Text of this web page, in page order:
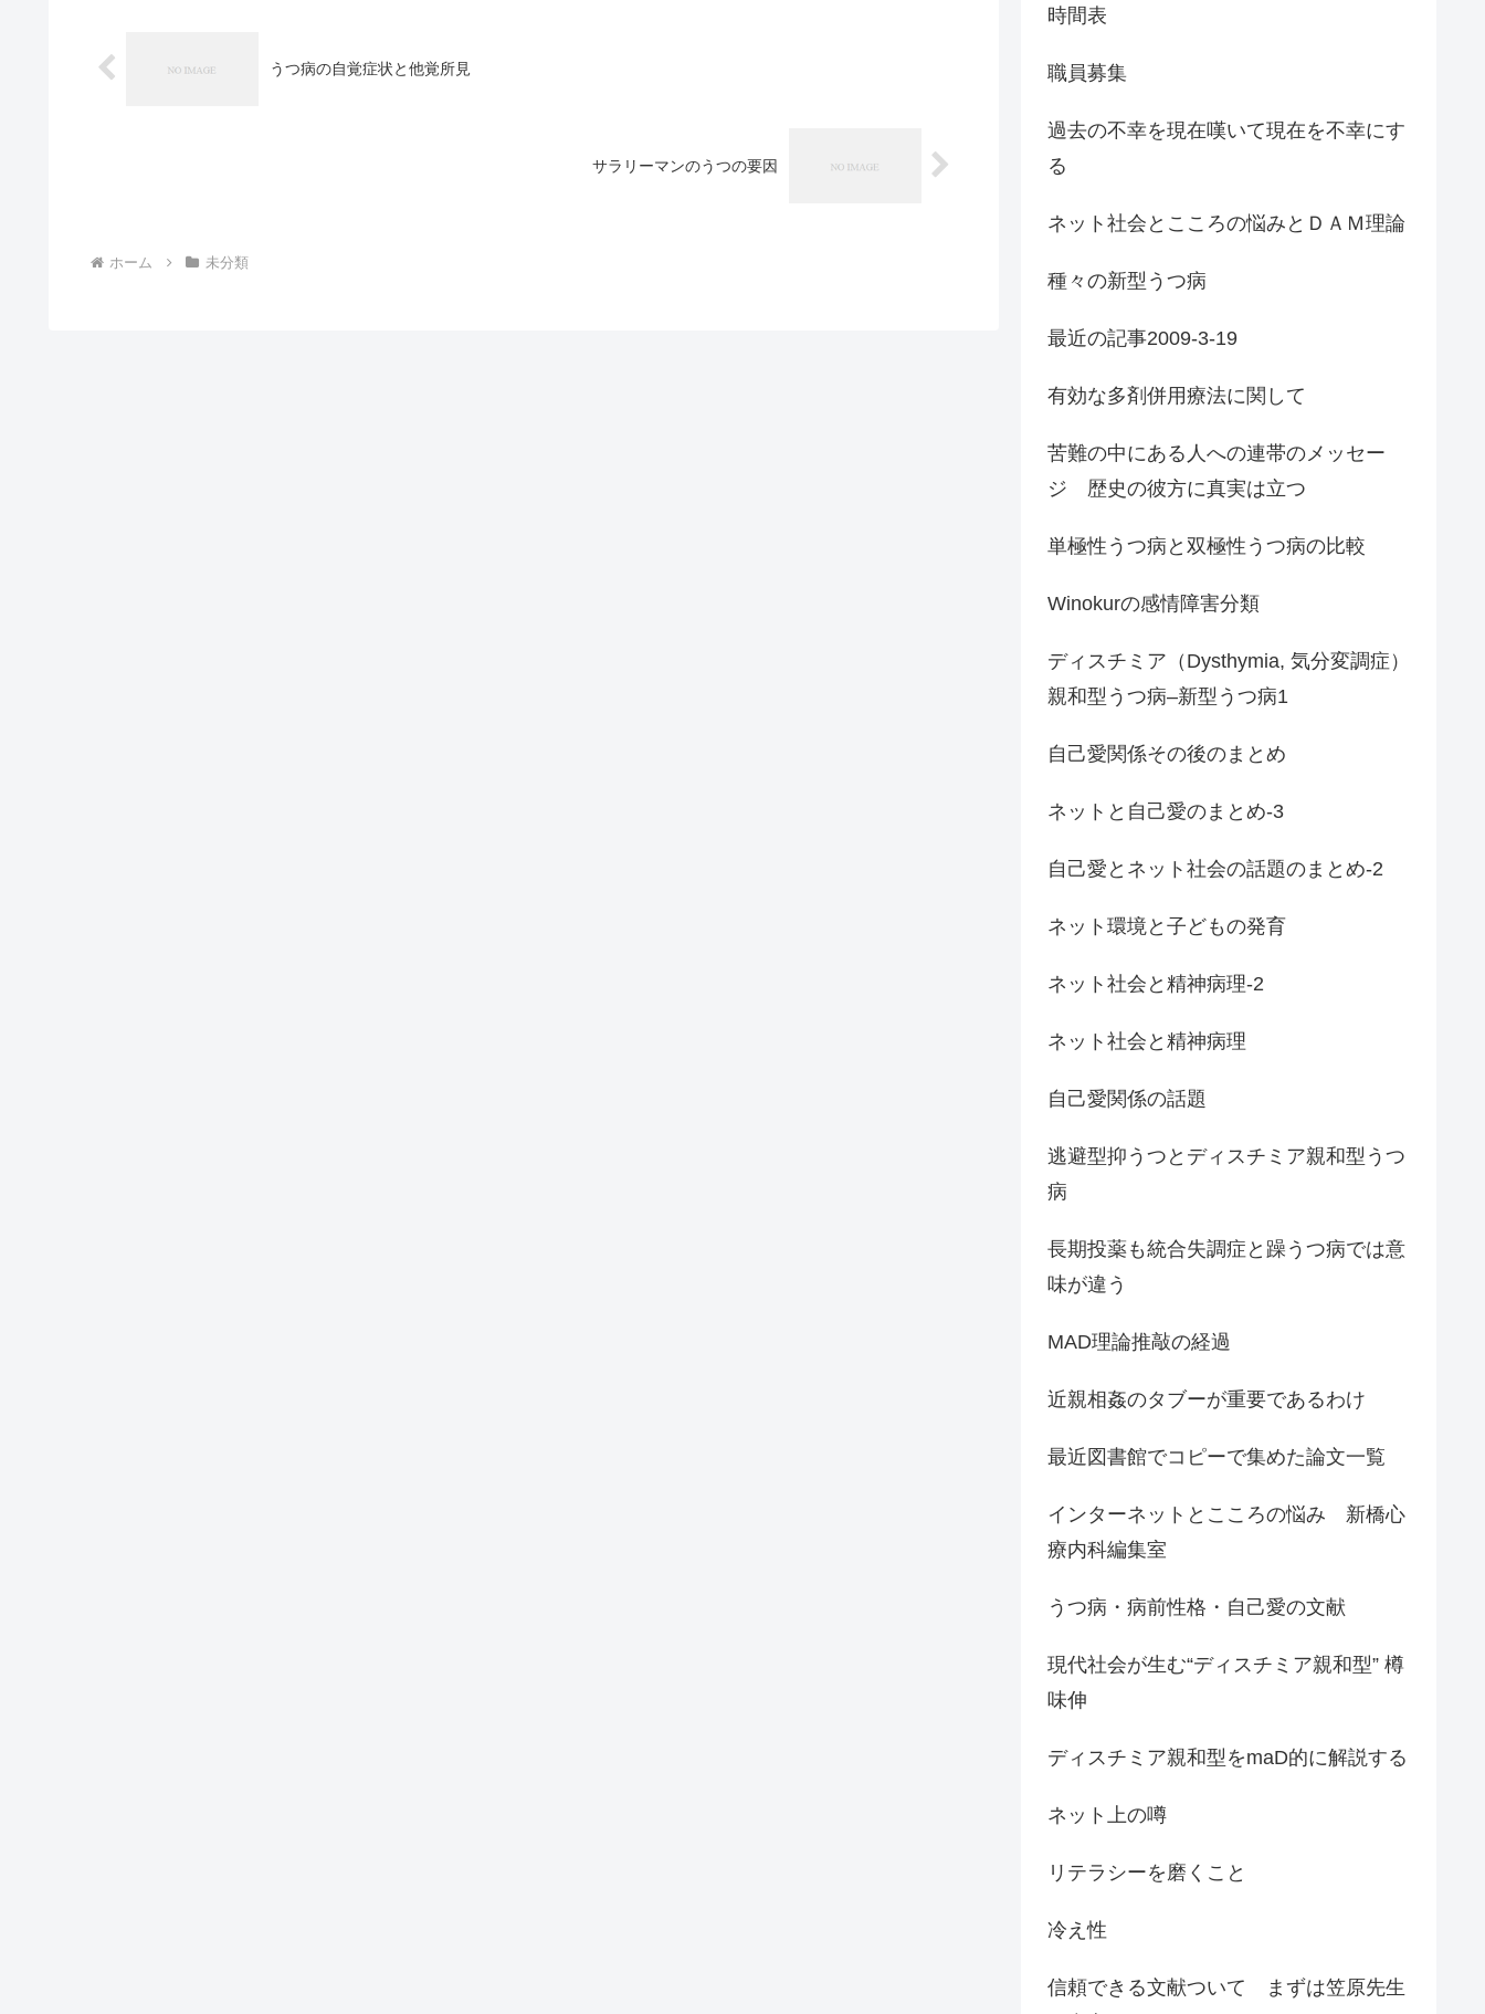
うつ病の自覚症状と他覚所見
サラリーマンのうつの要因
ホーム 未分類
時間表
職員募集
過去の不幸を現在嘆いて現在を不幸にす
る
ネット社会とこころの悩みとＤＡＭ理論
種々の新型うつ病
最近の記事2009-3-19
有効な多剤併用療法に関して
苦難の中にある人への連帯のメッセー
ジ 歴史の彼方に真実は立つ
単極性うつ病と双極性うつ病の比較
Winokurの感情障害分類
ディスチミア（Dysthymia, 気分変調症）
親和型うつ病–新型うつ病1
自己愛関係その後のまとめ
ネットと自己愛のまとめ-3
自己愛とネット社会の話題のまとめ-2
ネット環境と子どもの発育
ネット社会と精神病理-2
ネット社会と精神病理
自己愛関係の話題
逃避型抑うつとディスチミア親和型うつ
病
長期投薬も統合失調症と躁うつ病では意
味が違う
MAD理論推敲の経過
近親相姦のタブーが重要であるわけ
最近図書館でコピーで集めた論文一覧
インターネットとこころの悩み 新橋心
療内科編集室
うつ病・病前性格・自己愛の文献
現代社会が生む“ディスチミア親和型” 樽
味伸
ディスチミア親和型をmaD的に解説する
ネット上の噂
リテラシーを磨くこと
冷え性
信頼できる文献ついて まずは笠原先生